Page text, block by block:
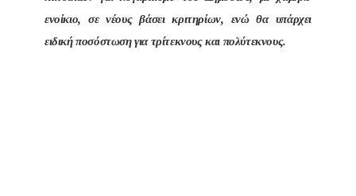
ενοίκιο, σε νέους βάσει κριτηρίων, ενώ θα υπάρχει
ειδική ποσόστωση για τρίτεκνους και πολύτεκνους.